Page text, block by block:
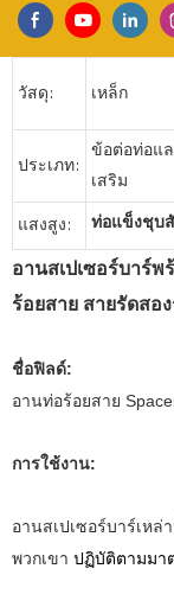
วัสดุ: เหล็ก
ประเภท:
ข้อต่อท่อแ
เสริม
แสงสูง: ท่อแข็งชุบ
อานสเปเซอร์บาร์
ร้อยสาย สายรัดสอ
ชื่อฟิลด์:
อานท่อร้อยสาย
การใช้งาน:
อานสเปเซอร์บาร์เหล่
พวกเขา ปฏิบัติตามมา